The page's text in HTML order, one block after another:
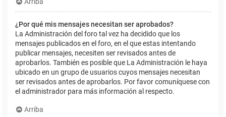
Arriba
¿Por qué mis mensajes necesitan ser aprobados?
La Administración del foro tal vez ha decidido que los
mensajes publicados en el foro, en el que estas intentando
publicar mensajes, necesiten ser revisados antes de
aprobarlos. También es posible que La Administración le haya
ubicado en un grupo de usuarios cuyos mensajes necesitan
ser revisados antes de aprobarlos. Por favor comuníquese con
el administrador para más información al respecto.
Arriba